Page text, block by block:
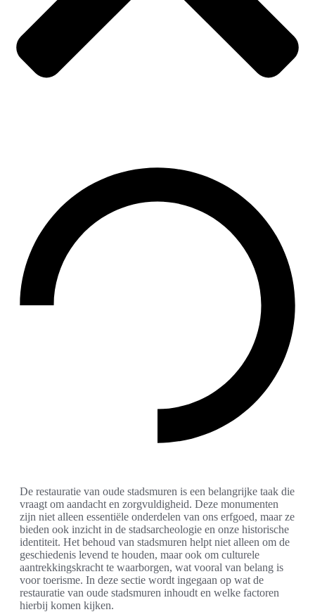
De restauratie van oude stadsmuren is een belangrijke taak die
vraagt om aandacht en zorgvuldigheid. Deze monumenten
zijn niet alleen essentiële onderdelen van ons erfgoed, maar ze
bieden ook inzicht in de stadsarcheologie en onze historische
identiteit. Het behoud van stadsmuren helpt niet alleen om de
geschiedenis levend te houden, maar ook om culturele
aantrekkingskracht te waarborgen, wat vooral van belang is
voor toerisme. In deze sectie wordt ingegaan op wat de
restauratie van oude stadsmuren inhoudt en welke factoren
hierbij komen kijken.